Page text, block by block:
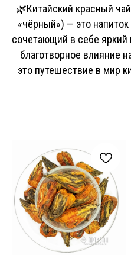
🌿Китайский красный
«чёрный») — это
сочетающий в себе яркий
благотворное влияние
это путешествие в мир